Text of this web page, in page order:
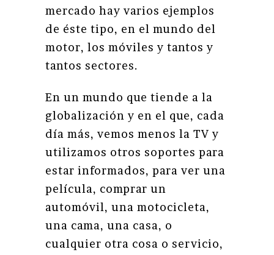
mercado hay varios ejemplos
de éste tipo, en el mundo del
motor, los móviles y tantos y
tantos sectores.
En un mundo que tiende a la
globalización y en el que, cada
día más, vemos menos la TV y
utilizamos otros soportes para
estar informados, para ver una
película, comprar un
automóvil, una motocicleta,
una cama, una casa, o
cualquier otra cosa o servicio,